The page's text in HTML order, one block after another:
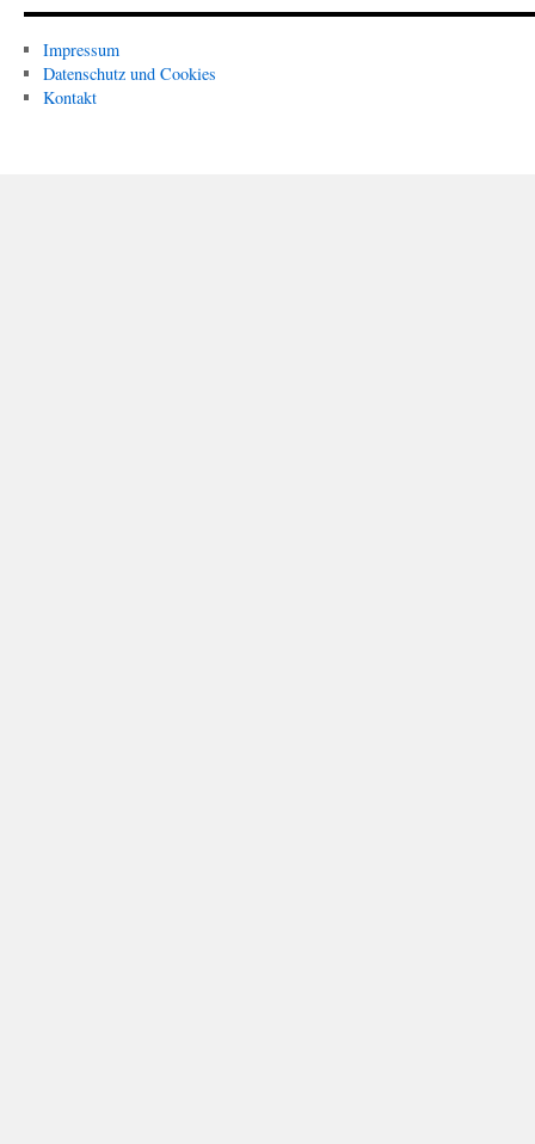
Impressum
Datenschutz und Cookies
Kontakt